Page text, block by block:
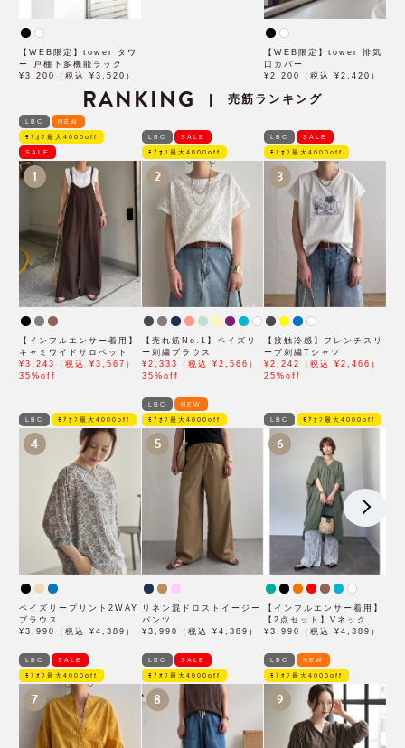
【WEB限定】tower タワ
ー 戸棚下多機能ラック
¥3,200（税込 ¥3,520）
【WEB限定】tower 排気
口カバー
¥2,200（税込 ¥2,420）
RANKING | 売筋ランキング
LBC NEW
ﾓｱｵﾌ最大4000off
SALE
1
【インフルエンサー着用】
キャミワイドサロペット
¥3,243（税込 ¥3,567）
35%off
LBC SALE
ﾓｱｵﾌ最大4000off
2
【売れ筋No.1】ペイズリ
ー刺繍ブラウス
¥2,333（税込 ¥2,566）
35%off
LBC SALE
ﾓｱｵﾌ最大4000off
3
【接触冷感】フレンチスリ
ーブ刺繍Tシャツ
¥2,242（税込 ¥2,466）
25%off
LBC ﾓｱｵﾌ最大4000off
4
ペイズリープリント2WAY
ブラウス
¥3,990（税込 ¥4,389）
LBC NEW
ﾓｱｵﾌ最大4000off
5
リネン混ドロストイージー
パンツ
¥3,990（税込 ¥4,389）
LBC ﾓｱｵﾌ最大4000off
6
【インフルエンサー着用】
【2点セット】Vネックピ
ンタックセットワンピース
¥3,990（税込 ¥4,389）
LBC SALE
ﾓｱｵﾌ最大4000off
7
LBC SALE
ﾓｱｵﾌ最大4000off
8
LBC NEW
ﾓｱｵﾌ最大4000off
9